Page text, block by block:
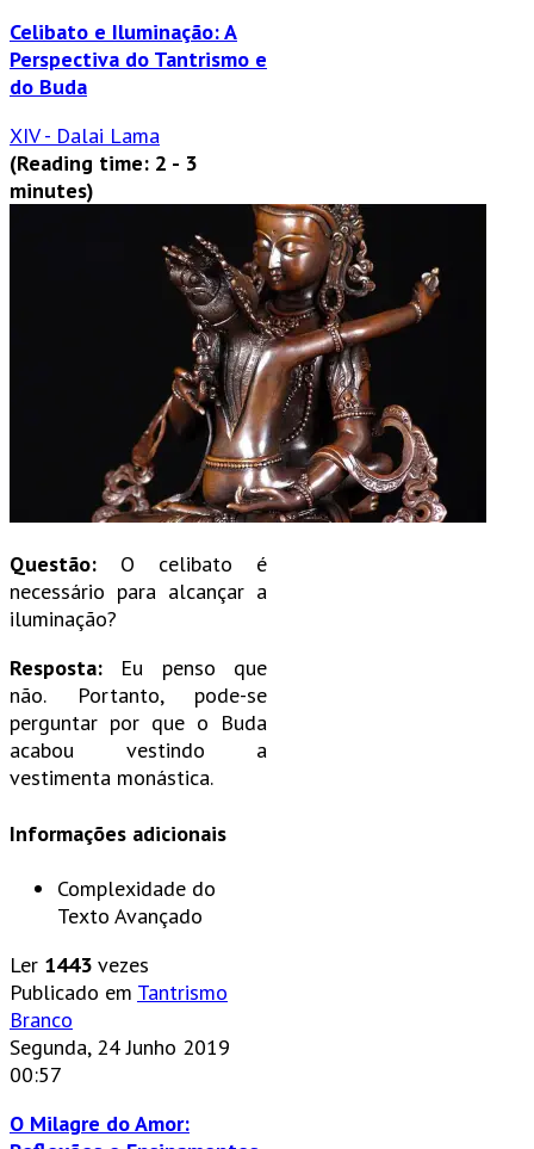
Celibato e Iluminação: A
Perspectiva do Tantrismo e
do Buda
XIV - Dalai Lama
(Reading time: 2 - 3
minutes)
Questão: O celibato é
necessário para alcançar a
iluminação?
Resposta: Eu penso que
não. Portanto, pode-se
perguntar por que o Buda
acabou vestindo a
vestimenta monástica.
Informações adicionais
Complexidade do
Texto Avançado
Ler 1443 vezes
Publicado em Tantrismo
Branco
Segunda, 24 Junho 2019
00:57
O Milagre do Amor: